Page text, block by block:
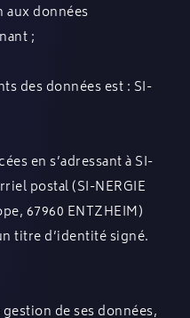
aux données
;
des données est : SI-
en s’adressant à SI-
postal (SI-NERGIE
67960 ENTZHEIM)
titre d’identité signé.
de ses données,